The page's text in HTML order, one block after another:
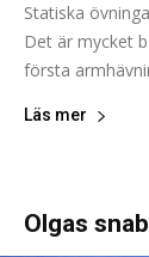
Statiska
Det är mycket
första
Läs mer
Olgas